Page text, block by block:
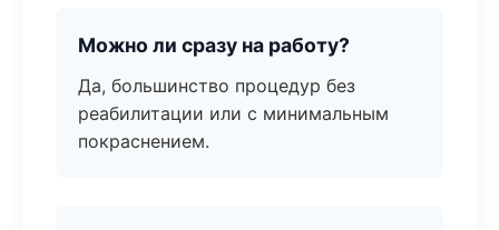
Можно ли сразу на работу?
Да, большинство процедур без
реабилитации или с минимальным
покраснением.